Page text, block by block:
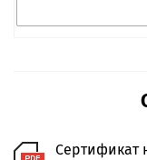
Сертификат